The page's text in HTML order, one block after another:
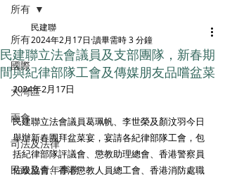
所有
國際
大灣區
兩會
司法及法律
民政及青年事務
所有
民建聯立法會議員及支部團隊，新春期
間與紀律部隊工會及傳媒朋友品嚐盆菜
民建聯
2024年2月17日 讀畢需時 3 分鐘
2024年2月17日
民建聯立法會議員葛珮帆、李世榮及顏汶羽今日
舉辦新春團拜盆菜宴，宴請各紀律部隊工會，包
括紀律部隊評議會、懲教助理總會、香港警察員
佐級協會、香港懲教人員總工會、香港消防處職